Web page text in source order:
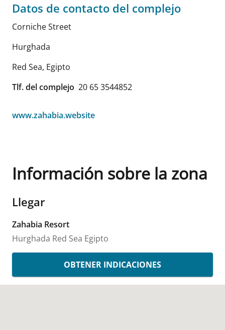
Datos de contacto del complejo
Corniche Street
Hurghada
Red Sea, Egipto
Tlf. del complejo 20 65 3544852
www.zahabia.website
Información sobre la zona
Llegar
Zahabia Resort
Hurghada Red Sea Egipto
OBTENER INDICACIONES